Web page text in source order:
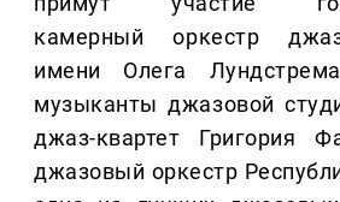
камерный оркестр
имени Олега
музыканты джазовой
джаз-квартет Григория
джазовый оркестр